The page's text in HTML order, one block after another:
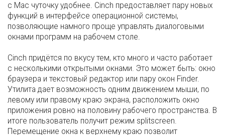
с Маc чуточку удобнее. Cinch предоставляет пару новых
функций в интерфейсе операционной системы,
позволяющие намного проще управлять диалоговыми
окнами программ на рабочем столе.
Cinch придётся по вкусу тем, кто много и часто работает
с несколькими открытыми окнами. Это может быть: окно
браузера и текстовый редактор или пару окон Finder.
Утилита дает возможность одним движением мыши, по
левому или правому краю экрана, расположить окно
приложения ровно на половину рабочего пространства. В
итоге пользователь получит режим splitscreen.
Перемещение окна к верхнему краю позволит